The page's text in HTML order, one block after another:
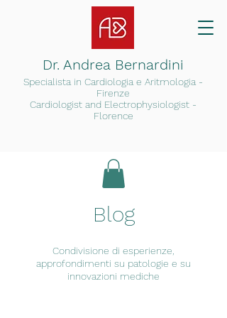
Dr. Andrea Bernardini
Specialista in Cardiologia e Aritmologia -
Firenze
Cardiologist and Electrophysiologist -
Florence
Blog
Condivisione di esperienze,
approfondimenti su patologie e su
innovazioni mediche